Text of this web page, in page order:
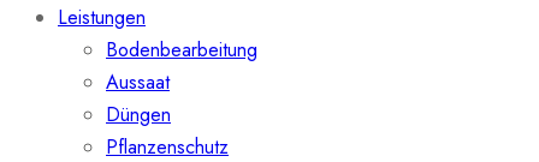
Leistungen
Bodenbearbeitung
Aussaat
Düngen
Pflanzenschutz